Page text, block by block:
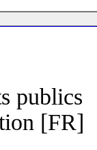
publics
[FR]